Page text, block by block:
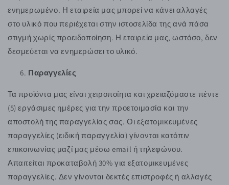
ενημερωμένο. Η εταιρεία μας μπορεί να κάνει αλλαγές
στο υλικό που περιέχεται στην ιστοσελίδα της ανά πάσα
στιγμή χωρίς προειδοποίηση. Η εταιρεία μας, ωστόσο, δεν
δεσμεύεται να ενημερώσει το υλικό.
Παραγγελίες
Τα προϊόντα μας είναι χειροποίητα και χρειαζόμαστε πέντε
(5) εργάσιμες ημέρες για την προετοιμασία και την
αποστολή της παραγγελίας σας. Οι εξατομικευμένες
παραγγελίες (ειδική παραγγελία) γίνονται κατόπιν
επικοινωνίας μαζί μας μέσω email ή τηλεφώνου.
Απαιτείται προκαταβολή 30% για εξατομικευμένες
παραγγελίες. Δεν γίνονται δεκτές επιστροφές ή αλλαγές